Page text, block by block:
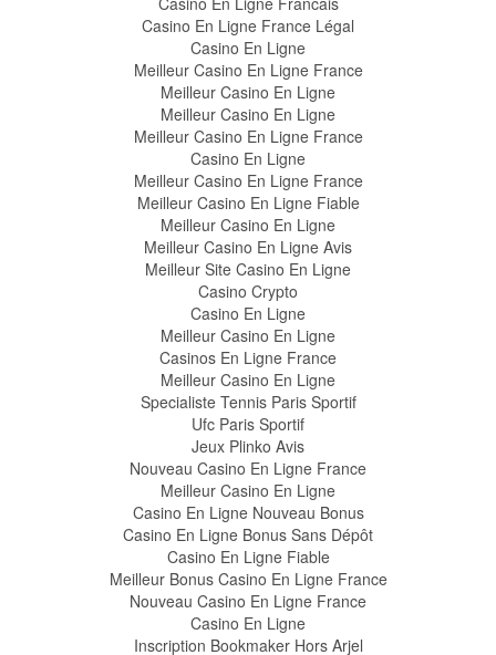
Casino En Ligne France Légal
Casino En Ligne
Meilleur Casino En Ligne France
Meilleur Casino En Ligne
Meilleur Casino En Ligne
Meilleur Casino En Ligne France
Casino En Ligne
Meilleur Casino En Ligne France
Meilleur Casino En Ligne Fiable
Meilleur Casino En Ligne
Meilleur Casino En Ligne Avis
Meilleur Site Casino En Ligne
Casino Crypto
Casino En Ligne
Meilleur Casino En Ligne
Casinos En Ligne France
Meilleur Casino En Ligne
Specialiste Tennis Paris Sportif
Ufc Paris Sportif
Jeux Plinko Avis
Nouveau Casino En Ligne France
Meilleur Casino En Ligne
Casino En Ligne Nouveau Bonus
Casino En Ligne Bonus Sans Dépôt
Casino En Ligne Fiable
Meilleur Bonus Casino En Ligne France
Nouveau Casino En Ligne France
Casino En Ligne
Inscription Bookmaker Hors Arjel